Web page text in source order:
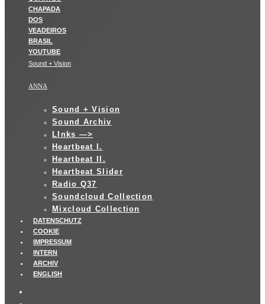
Sound + Vision
ANNA
Sound + Vision
Sound Archiv
LInks —>
Heartbeat I.
Heartbeat II.
Heartbeat Slider
Radio Q37
Soundcloud Collection
Mixcloud Collection
DATENSCHUTZ
COOKIE
IMPRESSUM
INTERN
ARCHIV
ENGLISH